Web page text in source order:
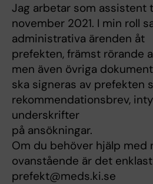
Jag arbetar som assistent
november 2021. I min roll
administrativa ärenden åt
prefekten, främst rörande
men även övriga
ska signeras av prefekten
rekommendationsbrev,
underskrifter
på ansökningar.
Om du behöver hjälp med
ovanstående är det
prefekt@meds.ki.se